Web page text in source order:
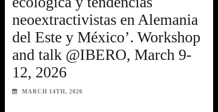
neoextractivistas en Alemania
del Este y México’. Workshop
and talk @IBERO, March 9-
12, 2026
MARCH 14TH, 2026